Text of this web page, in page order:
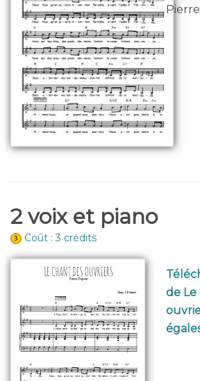
2 voix et piano
Coût : 3 crédits
de Le